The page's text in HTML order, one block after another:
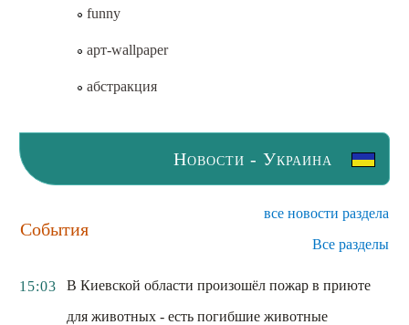
funny
арт-wallpaper
абстракция
Новости - Украина
События
все новости раздела
Все разделы
15:03
В Киевской области произошёл пожар в приюте
для животных - есть погибшие животные